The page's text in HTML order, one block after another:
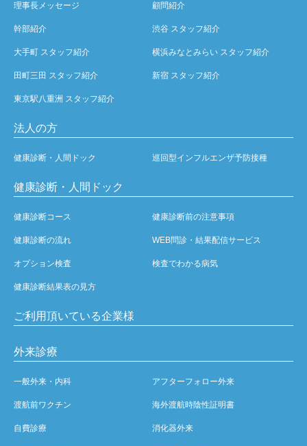
理事長メッセージ 顧問紹介
幹部紹介 渋谷 スタッフ紹介
大手町 スタッフ紹介 横浜みなとみらい スタッフ紹介
田町三田 スタッフ紹介 新宿 スタッフ紹介
東京駅八重洲 スタッフ紹介
法人の方
健康診断・人間ドック 巡回型インフルエンザ予防接種
健康診断・人間ドック
健康診断コース 健康診断前の注意事項
健康診断の流れ WEB問診・結果配信サービス
オプション検査 検査でわかる病気
健康診断結果表の見方
ご利用頂いている企業様
外来診療
一般外来・内科 アフターフォロー外来
渡航前ワクチン 海外渡航時陰性証明書
自費診療 消化器外来